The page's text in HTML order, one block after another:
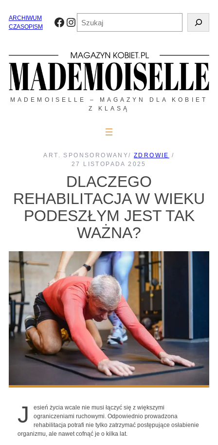
treściARCHIWUM
CZASOPISM
Facebook
Instagram
MADEMOISELLE – MAGAZYN DLA KOBIET
Z KLASĄ
ART. SPONSOROWANY/ ZDROWIE /
27 LISTOPADA 2025
DLACZEGO
REHABILITACJA W WIEKU
PODESZŁYM JEST TAK
WAŻNA?
J
esień życia wcale nie musi łączyć się z większymi
ograniczeniami ruchowymi. Odpowiednio prowadzona
rehabilitacja potrafi nie tylko zatrzymać postępujące osłabienie
organizmu, ale nawet cofnąć je o kilka lat.